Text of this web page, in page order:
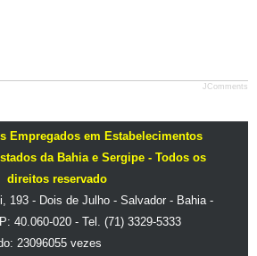
JComments
Empregados em Estabelecimentos
da Bahia e Sergipe - Todos os
direitos reservado
193 - Dois de Julho - Salvador - Bahia -
40.060-020 - Tel. (71) 3329-5333
23096055 vezes